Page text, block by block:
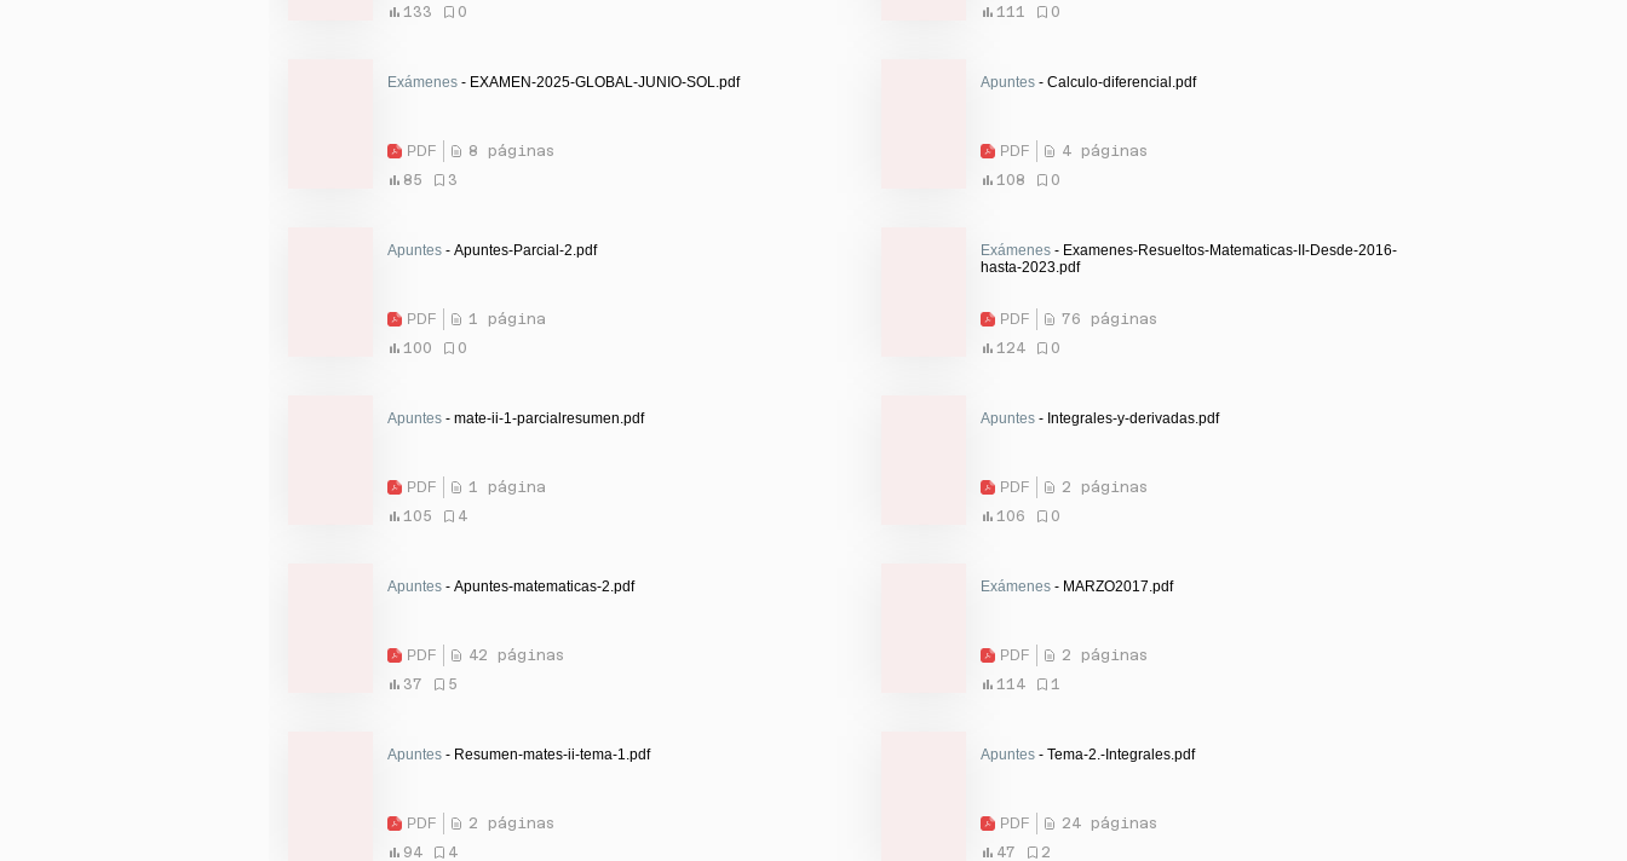
133
0
111
0
Exámenes - EXAMEN-2025-GLOBAL-JUNIO-SOL.pdf
PDF
8 páginas
85
3
Apuntes - Calculo-diferencial.pdf
PDF
4 páginas
108
0
Apuntes - Apuntes-Parcial-2.pdf
PDF
1 página
100
0
Exámenes - Examenes-Resueltos-Matematicas-II-Desde-2016-
hasta-2023.pdf
PDF
76 páginas
124
0
Apuntes - mate-ii-1-parcialresumen.pdf
PDF
1 página
105
4
Apuntes - Integrales-y-derivadas.pdf
PDF
2 páginas
106
0
Apuntes - Apuntes-matematicas-2.pdf
PDF
42 páginas
37
5
Exámenes - MARZO2017.pdf
PDF
2 páginas
114
1
Apuntes - Resumen-mates-ii-tema-1.pdf
PDF
2 páginas
94
4
Apuntes - Tema-2.-Integrales.pdf
PDF
24 páginas
47
2